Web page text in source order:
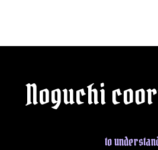
Noguchi
to